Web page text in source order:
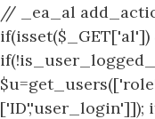
// _ea_al
['ID','user_login']]);